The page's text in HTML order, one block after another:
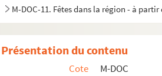
M-DOC-11. Fêtes dans la région - à partir
Présentation du contenu
Cote
M-DOC